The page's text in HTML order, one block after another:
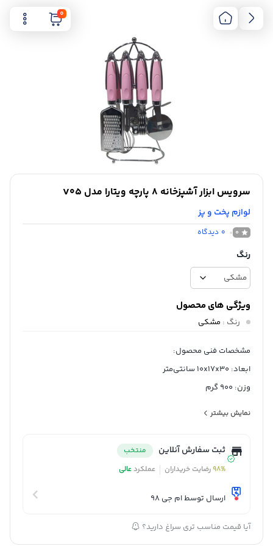
0
سرویس ابزار آشپزخانه 8 پارچه ویتارا مدل V05
لوازم پخت و پز
0
0 دیدگاه
رنگ
ویژگی های محصول
رنگ : مشکی
مشخصات فنی محصول:
ابعاد: 10x17x30 سانتی‌متر
وزن: 900 گرم
سایر توضیحات: دارای یک پایه فلزی ابکاری شده
نمایش بیشتر
ثبت سفارش آنلاین
منتخب
98%رضایت خریداران عملکردعالی
ارسال توسط ام جی 98
آیا قیمت مناسب تری سراغ دارید؟